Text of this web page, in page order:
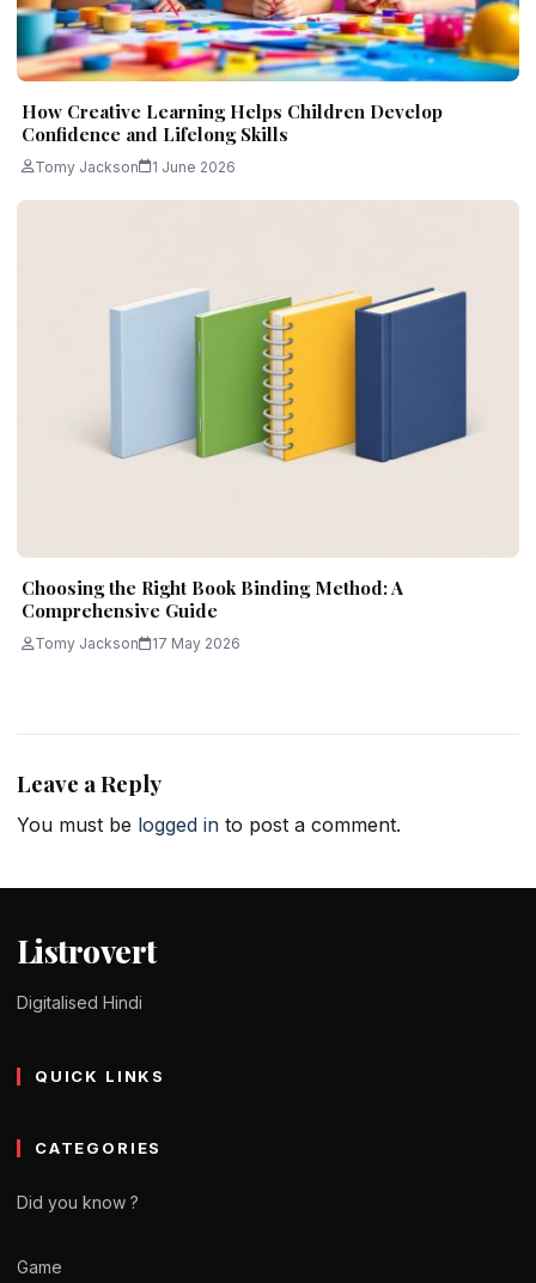
How Creative Learning Helps Children Develop
Confidence and Lifelong Skills
Tomy Jackson 1 June 2026
Choosing the Right Book Binding Method: A
Comprehensive Guide
Tomy Jackson 17 May 2026
Leave a Reply
You must be logged in to post a comment.
Listrovert
Digitalised Hindi
QUICK LINKS
CATEGORIES
Did you know ?
Game